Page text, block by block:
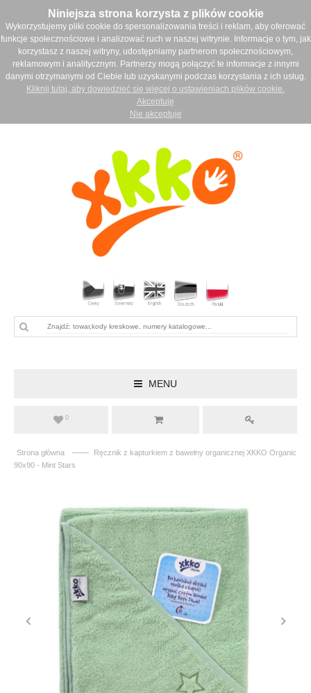
Niniejsza strona korzysta z plików cookie
Wykorzystujemy pliki cookie do spersonalizowania treści i reklam, aby oferować
funkcje społecznościowe i analizować ruch w naszej witrynie. Informacje o tym, jak
korzystasz z naszej witryny, udostępniamy partnerom społecznościowym,
reklamowym i analitycznym. Partnerzy mogą połączyć te informacje z innymi
danymi otrzymanymi od Ciebie lub uzyskanymi podczas korzystania z ich usług.
Kliknij tutaj, aby dowiedzieć się więcej o ustawieniach plików cookie.
Akceptuję
Nie akceptuje
MENU
0
Strona główna ——
Ręcznik z kapturkiem z bawełny organicznej XKKO Organic
90x90 - Mint Stars